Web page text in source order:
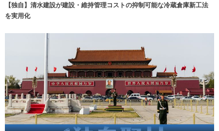
【独自】清水建設が建設・維持管理コストの抑制可能な冷蔵倉庫新工法
を実用化